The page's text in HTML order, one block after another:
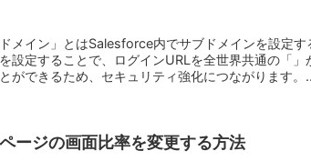
メイン」とはSalesforce内でサブドメインを設定す
設定することで、ログインURLを全世界共通の「」
ができるため、セキュリティ強化につながります。
ージの画面比率を変更する方法